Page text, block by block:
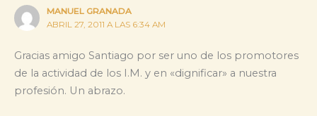
MANUEL GRANADA
ABRIL 27, 2011 A LAS 6:34 AM
Gracias amigo Santiago por ser uno de los promotores
de la actividad de los I.M. y en «dignificar» a nuestra
profesión. Un abrazo.